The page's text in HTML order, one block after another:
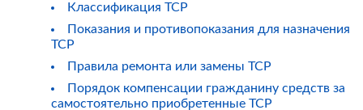
Классификация ТСР
Показания и противопоказания для назначения
ТСР
Правила ремонта или замены ТСР
Порядок компенсации гражданину средств за
самостоятельно приобретенные ТСР